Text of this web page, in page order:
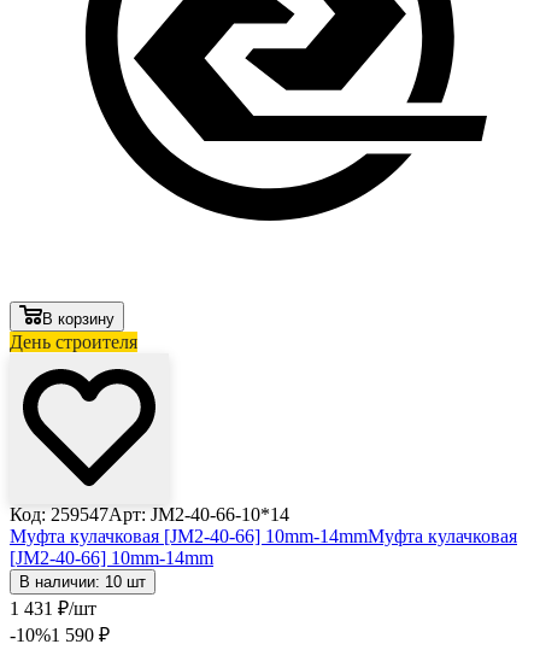
В корзину
День строителя
Код: 259547Арт: JM2-40-66-10*14
Муфта кулачковая [JM2-40-66] 10mm-14mmМуфта кулачковая
[JM2-40-66] 10mm-14mm
В наличии: 10 шт
1 431 ₽/шт
-10%1 590 ₽